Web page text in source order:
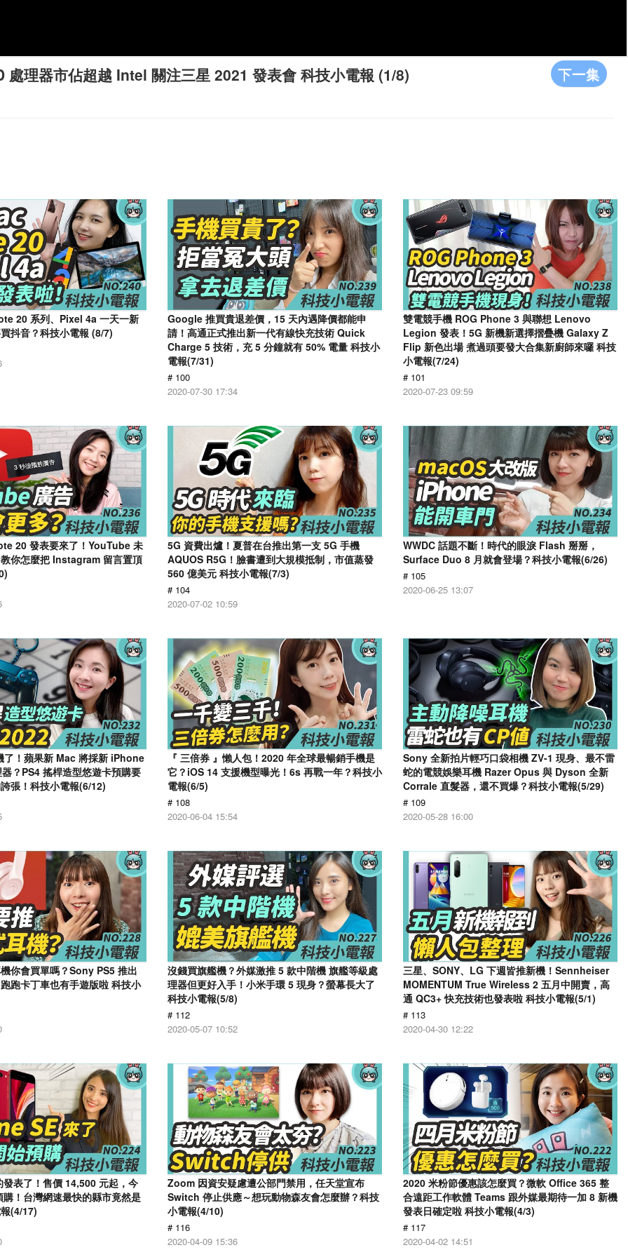
下一集
理器市佔超越 Intel 關注三星 2021 發表會 科技小電報 (1/8)
20 系列、Pixel 4a 一天一新
抖音？科技小電報 (8/7)
Google 推買貴退差價，15 天內遇降價都能申
請！高通正式推出新一代有線快充技術 Quick
Charge 5 技術，充 5 分鐘就有 50% 電量 科技小
電報(7/31)
# 100
2020-07-30 17:34
雙電競手機 ROG Phone 3 與聯想 Lenovo
Legion 發表！5G 新機新選擇摺疊機 Galaxy Z
Flip 新色出場 煮過頭要發大合集新廚師來囉 科技
小電報(7/24)
# 101
2020-07-23 09:59
20 發表要來了！YouTube 未
你怎麼把 Instagram 留言置頂
5G 資費出爐！夏普在台推出第一支 5G 手機
AQUOS R5G！臉書遭到大規模抵制，市值蒸發
560 億美元 科技小電報(7/3)
# 104
2020-07-02 10:59
WWDC 話題不斷！時代的眼淚 Flash 掰掰，
Surface Duo 8 月就會登場？科技小電報(6/26)
# 105
2020-06-25 13:07
了！蘋果新 Mac 將採新 iPhone
？PS4 搖桿造型悠遊卡預購要
張！科技小電報(6/12)
『 三倍券 』懶人包！2020 年全球最暢銷手機是
它？iOS 14 支援機型曝光！6s 再戰一年？科技小
電報(6/5)
# 108
2020-06-04 15:54
Sony 全新拍片輕巧口袋相機 ZV-1 現身、最不雷
蛇的電競娛樂耳機 Razer Opus 與 Dyson 全新
Corrale 直髮器，還不買爆？科技小電報(5/29)
# 109
2020-05-28 16:00
你會買單嗎？Sony PS5 推出
跑卡丁車也有手遊版啦 科技小
沒錢買旗艦機？外媒激推 5 款中階機 旗艦等級處
理器但更好入手！小米手環 5 現身？螢幕長大了
科技小電報(5/8)
# 112
2020-05-07 10:52
三星、SONY、LG 下週皆推新機！Sennheiser
MOMENTUM True Wireless 2 五月中開賣，高
通 QC3+ 快充技術也發表啦 科技小電報(5/1)
# 113
2020-04-30 12:22
表了！售價 14,500 元起，今
！台灣網速最快的縣市竟然是
(4/17)
Zoom 因資安疑慮遭公部門禁用，任天堂宣布
Switch 停止供應～想玩動物森友會怎麼辦？科技
小電報(4/10)
# 116
2020-04-09 15:36
2020 米粉節優惠該怎麼買？微軟 Office 365 整
合遠距工作軟體 Teams 跟外媒最期待一加 8 新機
發表日確定啦 科技小電報(4/3)
# 117
2020-04-02 14:51